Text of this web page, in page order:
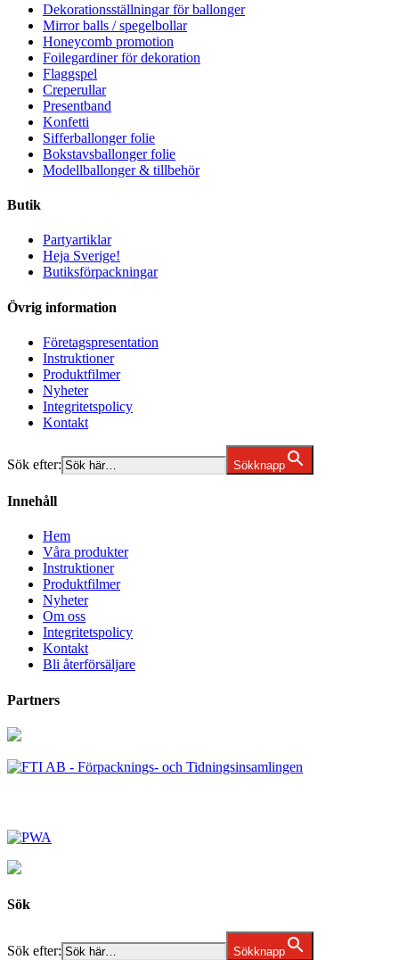
Dekorationsställningar för ballonger
Mirror balls / spegelbollar
Honeycomb promotion
Foilegardiner för dekoration
Flaggspel
Creperullar
Presentband
Konfetti
Sifferballonger folie
Bokstavsballonger folie
Modellballonger & tillbehör
Butik
Partyartiklar
Heja Sverige!
Butiksförpackningar
Övrig information
Företagspresentation
Instruktioner
Produktfilmer
Nyheter
Integritetspolicy
Kontakt
Sök efter: Sökknapp
Innehåll
Hem
Våra produkter
Instruktioner
Produktfilmer
Nyheter
Om oss
Integritetspolicy
Kontakt
Bli återförsäljare
Partners
Sök
Sök efter: Sökknapp